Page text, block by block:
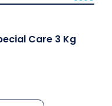
Care 3 Kg